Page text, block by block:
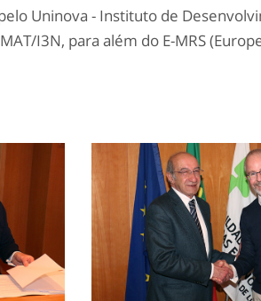
Uninova - Instituto de
I3N, para além do E-MRS